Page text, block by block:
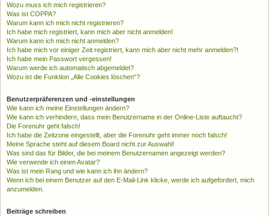
Wozu muss ich mich registrieren?
Was ist COPPA?
Warum kann ich mich nicht registrieren?
Ich habe mich registriert, kann mich aber nicht anmelden!
Warum kann ich mich nicht anmelden?
Ich habe mich vor einiger Zeit registriert, kann mich aber nicht mehr anmelden?!
Ich habe mein Passwort vergessen!
Warum werde ich automatisch abgemeldet?
Wozu ist die Funktion „Alle Cookies löschen“?
Benutzerpräferenzen und -einstellungen
Wie kann ich meine Einstellungen ändern?
Wie kann ich verhindern, dass mein Benutzername in der Online-Liste auftaucht?
Die Forenuhr geht falsch!
Ich habe die Zeitzone eingestellt, aber die Forenuhr geht immer noch falsch!
Meine Sprache steht auf diesem Board nicht zur Auswahl!
Was sind das für Bilder, die bei meinem Benutzernamen angezeigt werden?
Wie verwende ich einen Avatar?
Was ist mein Rang und wie kann ich ihn ändern?
Wenn ich bei einem Benutzer auf den E-Mail-Link klicke, werde ich aufgefordert, mich
anzumelden.
Beiträge schreiben